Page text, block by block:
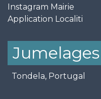
Instagram Mairie
Application Localiti
Jumelages
Tondela, Portugal